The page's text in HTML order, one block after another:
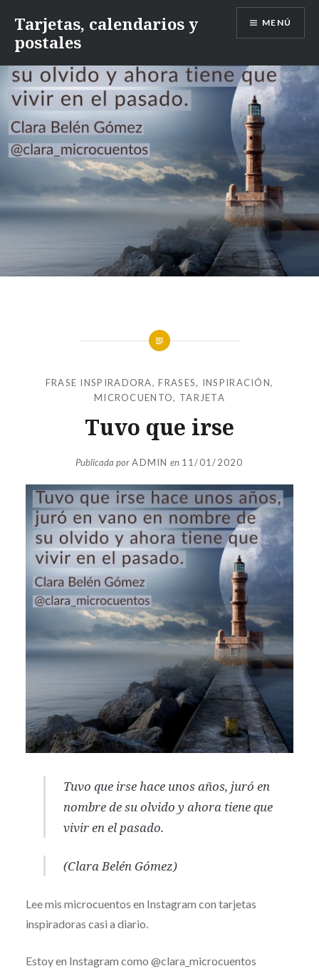
contenido
Tarjetas, calendarios y
postales
MENÚ
FRASE INSPIRADORA,FRASES, INSPIRACIÓN,
MICROCUENTO, TARJETA
Tuvo que irse
Publicada porADMIN en 11/01/2020
Tuvo que irse hace unos años, juró en
nombre de su olvido y ahora tiene que
vivir en el pasado.
(Clara Belén Gómez)
Lee mis microcuentos en Instagram con tarjetas
inspiradoras casi a diario.
Estoy en Instagram como @clara_microcuentos